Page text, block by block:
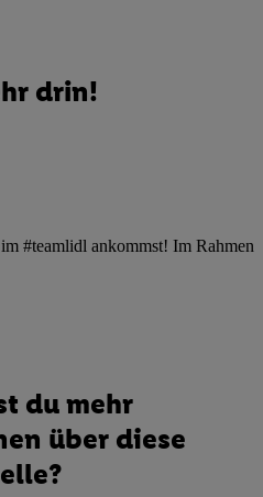
drin!
#teamlidl ankommst! Im Rahmen
du mehr
über diese